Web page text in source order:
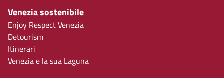
Venezia sostenibile
Enjoy Respect Venezia
Detourism
Itinerari
Venezia e la sua Laguna